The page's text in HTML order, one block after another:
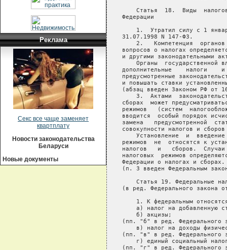
Реклама
Секс все чаще заменяет
квартплату
Новости законодательства
Беларуси
Новые документы